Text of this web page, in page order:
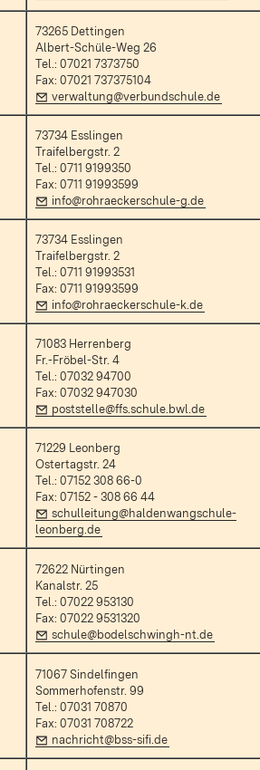
73265 Dettingen
Albert-Schüle-Weg 26
Tel.: 07021 7373750
Fax: 07021 737375104
E-Mail:
verwaltung@verbundschule.de
73734 Esslingen
Traifelbergstr. 2
Tel.: 0711 9199350
Fax: 0711 91993599
E-Mail:
info@rohraeckerschule-g.de
73734 Esslingen
Traifelbergstr. 2
Tel.: 0711 91993531
Fax: 0711 91993599
E-Mail:
info@rohraeckerschule-k.de
71083 Herrenberg
Fr.-Fröbel-Str. 4
Tel.: 07032 94700
Fax: 07032 947030
E-Mail:
poststelle@ffs.schule.bwl.de
71229 Leonberg
Ostertagstr. 24
Tel.: 07152 308 66-0
Fax: 07152 - 308 66 44
E-Mail:
schulleitung@haldenwangschule-
leonberg.de
72622 Nürtingen
Kanalstr. 25
Tel.: 07022 953130
Fax: 07022 9531320
E-Mail:
schule@bodelschwingh-nt.de
71067 Sindelfingen
Sommerhofenstr. 99
Tel.: 07031 70870
Fax: 07031 708722
E-Mail:
nachricht@bss-sifi.de